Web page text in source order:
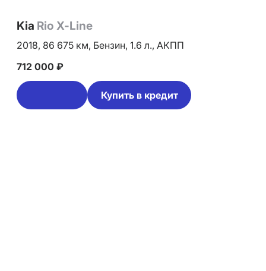
Kia Rio X-Line
2018, 86 675 км, Бензин, 1.6 л., АКПП
712 000 ₽
Купить в кредит